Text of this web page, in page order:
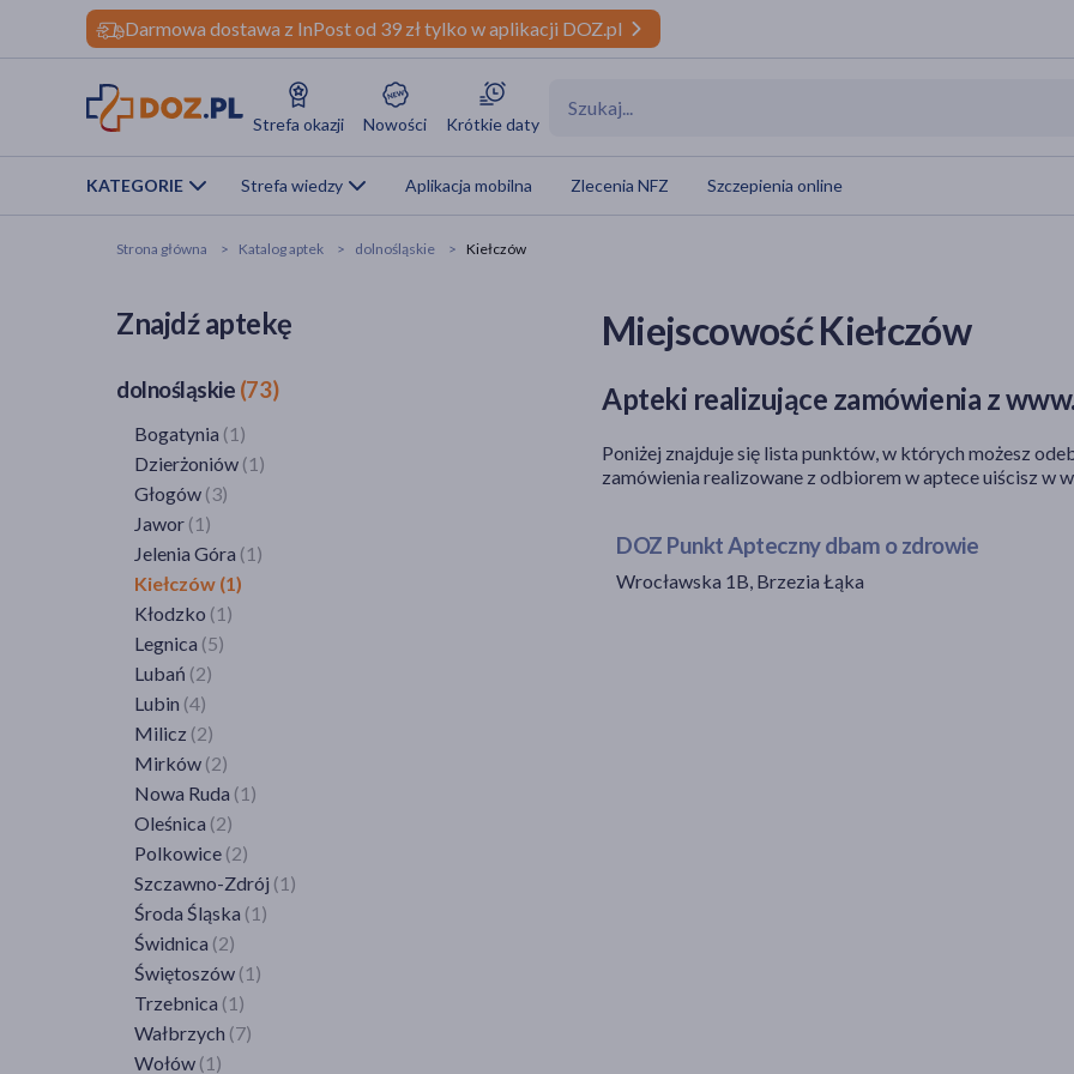
Darmowa dostawa z InPost od 39 zł tylko w aplikacji DOZ.pl
Strefa okazji Nowości Krótkie daty
KATEGORIE Strefa wiedzy Aplikacja mobilna Zlecenia NFZ Szczepienia online
Strona główna Katalog aptek dolnośląskie Kiełczów
Znajdź aptekę
dolnośląskie (73)
Bogatynia (1)
Dzierżoniów (1)
Głogów (3)
Jawor (1)
Jelenia Góra (1)
Kiełczów (1)
Kłodzko (1)
Legnica (5)
Lubań (2)
Lubin (4)
Milicz (2)
Mirków (2)
Nowa Ruda (1)
Oleśnica (2)
Polkowice (2)
Szczawno-Zdrój (1)
Środa Śląska (1)
Świdnica (2)
Świętoszów (1)
Trzebnica (1)
Wałbrzych (7)
Wołów (1)
Miejscowość Kiełczów
Apteki realizujące zamówienia z
Poniżej znajduje się lista punktów, w których możesz
zamówienia realizowane z odbiorem w aptece uiścisz w
DOZ Punkt Apteczny dbam o zdrowie
Wrocławska 1B, Brzezia Łąka